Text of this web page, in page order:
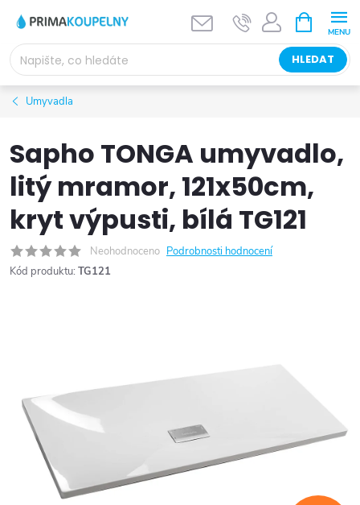
obsah
HLEDAT
NÁKUPNÍ
KOŠÍK
Umyvadla
Sapho TONGA umyvadlo,
litý mramor, 121x50cm,
kryt výpusti, bílá TG121
Neohodnoceno Podrobnosti hodnocení
Kód produktu: TG121